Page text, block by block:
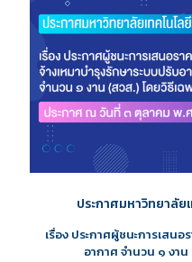
ประกาศมหาวิทยาลั
เรื่อง ประกาศผู้ชนะการเสนอ
อากาศ จำนวน ๑ งาน